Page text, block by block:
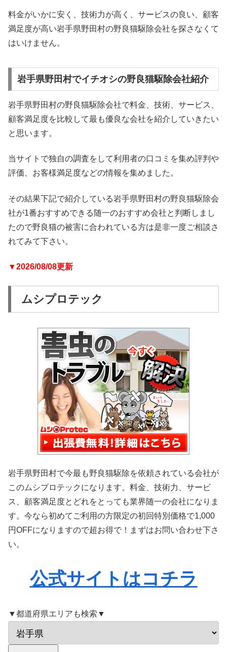
料金がいかに安く、技術力が高く、サービスの良い、顧客
満足度が高い岩手県野田村の野良猫駆除会社を探さなくて
はいけません。
岩手県野田村でイチオシの野良猫駆除会社紹介
岩手県野田村の野良猫駆除会社で料金、技術、サービス、
顧客満足度を比較して最も優良な会社を紹介していきたい
と思います。
当サイトで独自の調査をして利用者の口コミを集め評判や
評価、お客様満足度などの情報を集めました。
その結果下記で紹介している岩手県野田村の野良猫駆除会
社が1番おすすめできる随一のおすすめ会社と判断しまし
たので野良猫の被害に合われている方は是非一度ご相談さ
れてみて下さい。
▼2026/08/08更新
ムシプロテック
岩手県野田村で今最も野良猫駆除を依頼されている会社が
このムシプロテックになります。料金、技術力、サービ
ス、顧客満足度とどれをとっても業界随一の会社になりま
す。今なら初めてご利用の方限定の初回特別価格で1,000
円OFFになりますので超お得で！まずはお問い合わせ下さ
い。
公式サイトはコチラ
▼都道府県エリアも検索▼